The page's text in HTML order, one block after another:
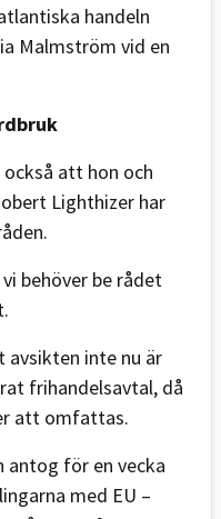
handeln
Malmström vid en
att hon och
Lighthizer har
behöver be rådet
inte nu är
frihandelsavtal, då
att omfattas.
antog för en vecka
med EU –